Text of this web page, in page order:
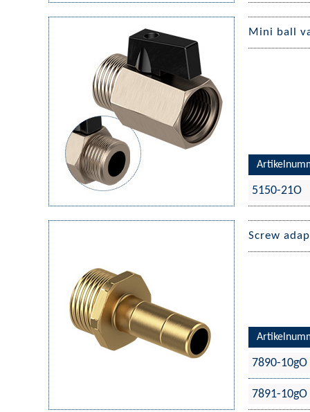
Mini ball
5150-21O
Screw
7890-10gO
7891-10gO